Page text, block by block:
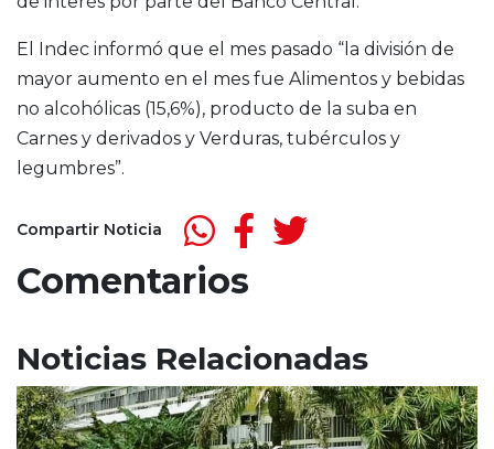
El Indec informó que el mes pasado “la división de
mayor aumento en el mes fue Alimentos y bebidas
no alcohólicas (15,6%), producto de la suba en
Carnes y derivados y Verduras, tubérculos y
legumbres”.
Compartir Noticia
Comentarios
Noticias Relacionadas